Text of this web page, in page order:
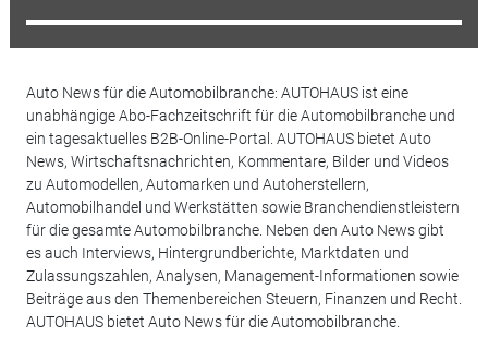
Auto News für die Automobilbranche: AUTOHAUS ist eine
unabhängige Abo-Fachzeitschrift für die Automobilbranche und
ein tagesaktuelles B2B-Online-Portal. AUTOHAUS bietet Auto
News, Wirtschaftsnachrichten, Kommentare, Bilder und Videos
zu Automodellen, Automarken und Autoherstellern,
Automobilhandel und Werkstätten sowie Branchendienstleistern
für die gesamte Automobilbranche. Neben den Auto News gibt
es auch Interviews, Hintergrundberichte, Marktdaten und
Zulassungszahlen, Analysen, Management-Informationen sowie
Beiträge aus den Themenbereichen Steuern, Finanzen und Recht.
AUTOHAUS bietet Auto News für die Automobilbranche.